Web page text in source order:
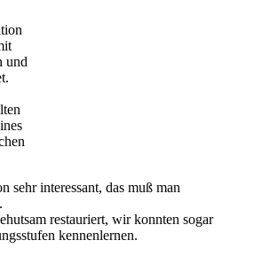
und
sehr interessant, das muß man
restauriert, wir konnten sogar
kennenlernen.